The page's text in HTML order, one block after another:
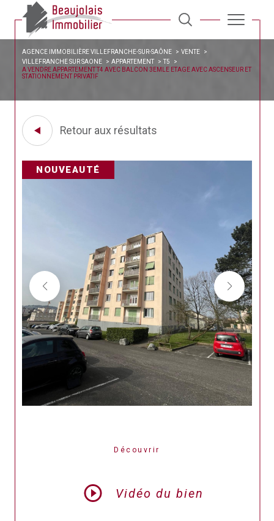
AGENCE IMMOBILIÈRE VILLEFRANCHE-SUR-SAÔNE
VENTE
VILLEFRANCHE SUR SAONE
APPARTEMENT
T5
A VENDRE APPARTEMENT T4 AVEC BALCON 3EMLE ETAGE AVEC ASCENSEUR ET
STATIONNEMENT PRIVATIF
Retour aux résultats
NOUVEAUTÉ
Découvrir
Vidéo du bien